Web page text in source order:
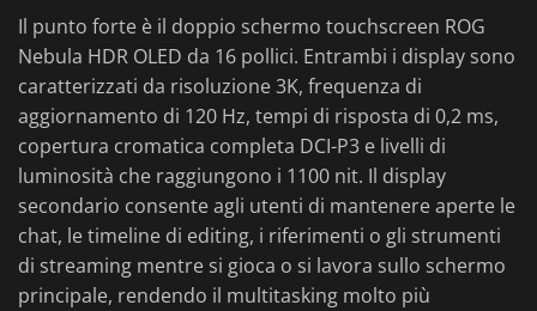
Il punto forte è il doppio schermo touchscreen ROG
Nebula HDR OLED da 16 pollici. Entrambi i display sono
caratterizzati da risoluzione 3K, frequenza di
aggiornamento di 120 Hz, tempi di risposta di 0,2 ms,
copertura cromatica completa DCI-P3 e livelli di
luminosità che raggiungono i 1100 nit. Il display
secondario consente agli utenti di mantenere aperte le
chat, le timeline di editing, i riferimenti o gli strumenti
di streaming mentre si gioca o si lavora sullo schermo
principale, rendendo il multitasking molto più